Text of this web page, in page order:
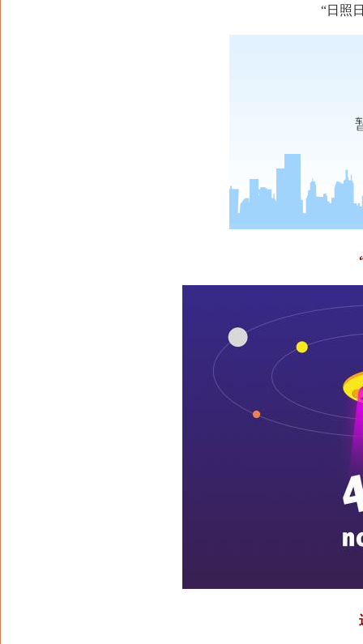
“日照